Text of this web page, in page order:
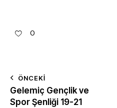
0
ÖNCEKI
Gelemiç Gençlik ve
Spor Şenliği 19-21